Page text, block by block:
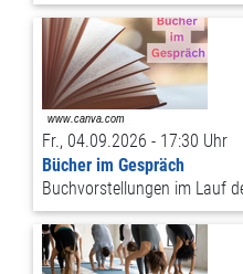
Fr., 04.09.2026 - 17:30 Uhr
Bücher im Gespräch
Buchvorstellungen im Lauf